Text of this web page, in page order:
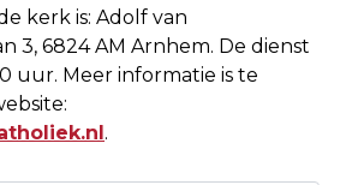
kerk is: Adolf van
3, 6824 AM Arnhem. De dienst
uur. Meer informatie is te
.